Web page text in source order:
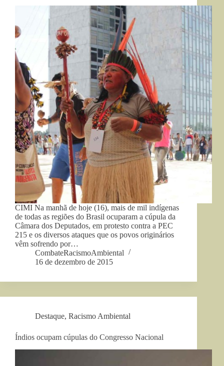
CIMI Na manhã de hoje (16), mais de mil indígenas
de todas as regiões do Brasil ocuparam a cúpula da
Câmara dos Deputados, em protesto contra a PEC
215 e os diversos ataques que os povos originários
vêm sofrendo por…
CombateRacismoAmbiental
16 de dezembro de 2015
Destaque, Racismo Ambiental
Índios ocupam cúpulas do Congresso Nacional